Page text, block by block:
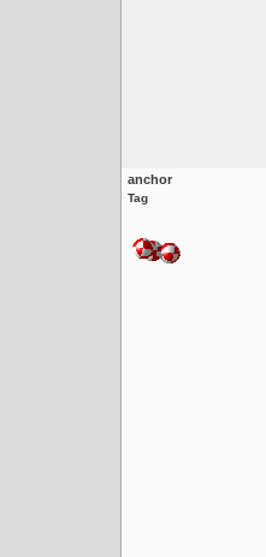
anchor
Tag